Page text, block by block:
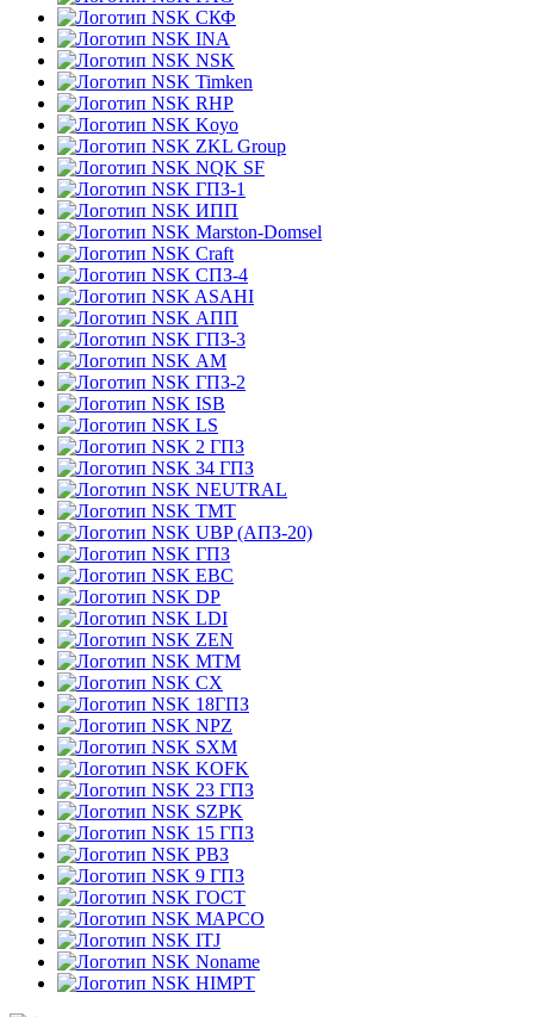
СКФ
INA
NSK
Timken
RHP
Koyo
ZKL Group
NQK SF
ГПЗ-1
ИПП
Marston-Domsel
Craft
СПЗ-4
ASAHI
АПП
ГПЗ-3
АМ
ГПЗ-2
ISB
LS
2 ГПЗ
34 ГПЗ
NEUTRAL
TMT
UBP (АПЗ-20)
ГПЗ
EBC
DP
LDI
ZEN
MTM
CX
18ГПЗ
NPZ
SXM
KOFK
23 ГПЗ
SZPK
15 ГПЗ
РВЗ
9 ГПЗ
ГОСТ
MAPCO
ITJ
Noname
HIMPT